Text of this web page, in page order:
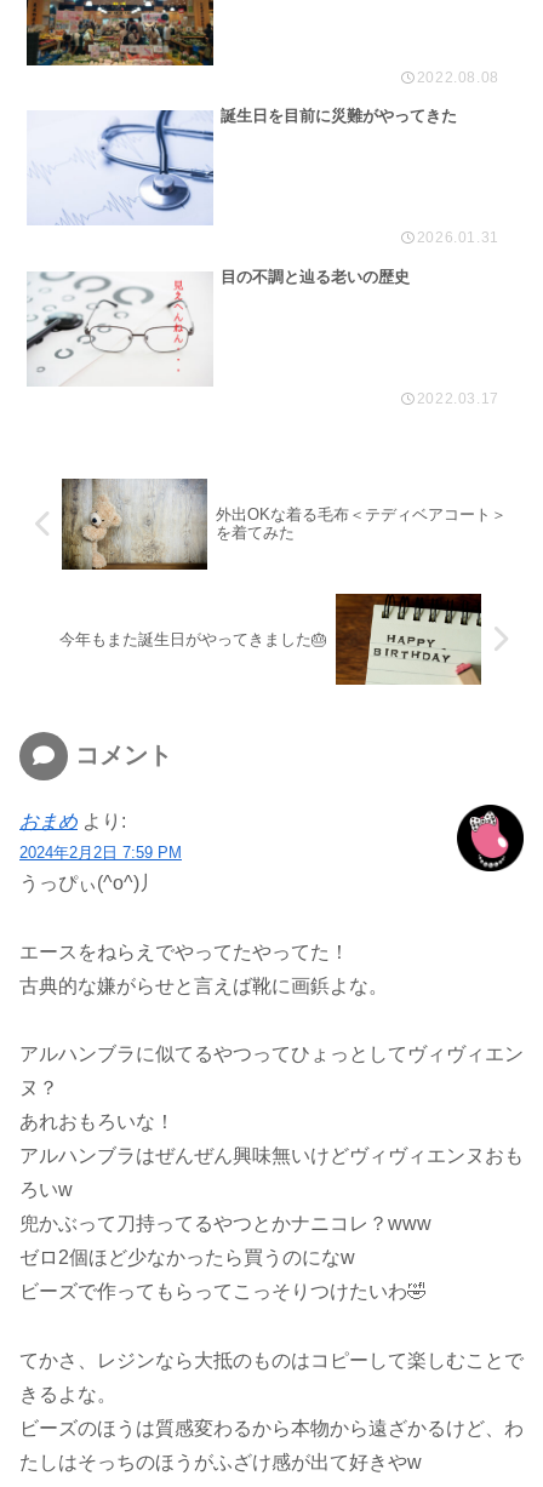
2022.08.08
誕生日を目前に災難がやってきた
2026.01.31
目の不調と辿る老いの歴史
2022.03.17
外出OKな着る毛布＜テディベアコート＞
を着てみた
今年もまた誕生日がやってきました🎂
コメント
おまめ より:
2024年2月2日 7:59 PM
うっぴぃ(^o^)丿
エースをねらえでやってたやってた！
古典的な嫌がらせと言えば靴に画鋲よな。
アルハンブラに似てるやつってひょっとしてヴィヴィエン
ヌ？
あれおもろいな！
アルハンブラはぜんぜん興味無いけどヴィヴィエンヌおも
ろいw
兜かぶって刀持ってるやつとかナニコレ？www
ゼロ2個ほど少なかったら買うのになw
ビーズで作ってもらってこっそりつけたいわ🤣
てかさ、レジンなら大抵のものはコピーして楽しむことで
きるよな。
ビーズのほうは質感変わるから本物から遠ざかるけど、わ
たしはそっちのほうがふざけ感が出て好きやw